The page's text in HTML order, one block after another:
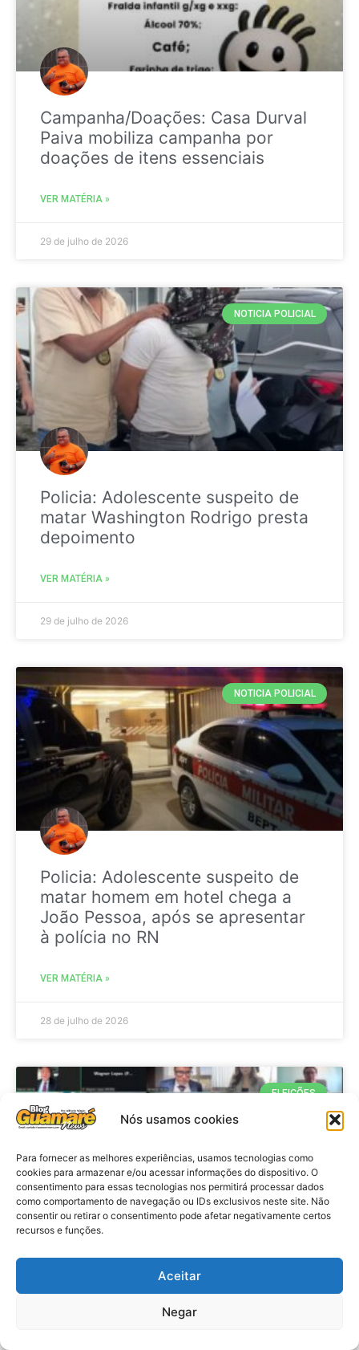
Nós usamos cookies
Para fornecer as melhores experiências, usamos tecnologias como
cookies para armazenar e/ou acessar informações do dispositivo. O
consentimento para essas tecnologias nos permitirá processar dados
como comportamento de navegação ou IDs exclusivos neste site. Não
consentir ou retirar o consentimento pode afetar negativamente certos
recursos e funções.
Aceitar
Negar
Campanha/Doações: Casa Durval
Paiva mobiliza campanha por
doações de itens essenciais
VER MATÉRIA »
29 de julho de 2026
NOTICIA POLICIAL
Policia: Adolescente suspeito de
matar Washington Rodrigo presta
depoimento
VER MATÉRIA »
29 de julho de 2026
NOTICIA POLICIAL
Policia: Adolescente suspeito de
matar homem em hotel chega a
João Pessoa, após se apresentar
à polícia no RN
VER MATÉRIA »
28 de julho de 2026
ELEIÇÕES
Eleições 2026: procuradores e
promotores eleitorais realizam
reunião de alinhamento no RN